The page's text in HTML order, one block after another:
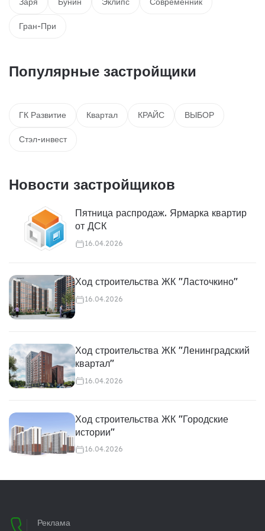
Гран-При
Популярные застройщики
ГК Развитие Квартал КРАЙС ВЫБОР
Стэл-инвест
Новости застройщиков
Пятница распродаж. Ярмарка квартир
от ДСК
16.04.2026
Ход строительства ЖК "Ласточкино"
16.04.2026
Ход строительства ЖК "Ленинградский
квартал"
16.04.2026
Ход строительства ЖК "Городские
истории"
16.04.2026
Реклама